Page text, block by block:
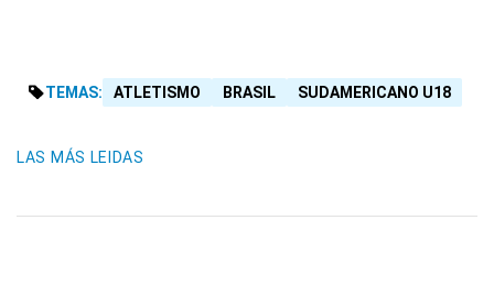
TEMAS: ATLETISMO BRASIL SUDAMERICANO U18
LAS MÁS LEIDAS